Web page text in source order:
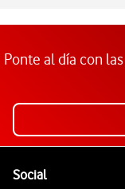
Ponte al día con
SocialEnlaces a las